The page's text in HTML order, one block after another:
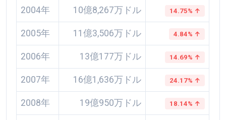
2004年 10億8,267万ドル 14.75% ↑
2005年 11億3,506万ドル 4.84% ↑
2006年 13億177万ドル 14.69% ↑
2007年 16億1,636万ドル 24.17% ↑
2008年 19億950万ドル 18.14% ↑